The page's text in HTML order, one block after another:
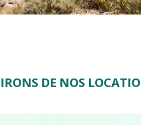
DE NOS